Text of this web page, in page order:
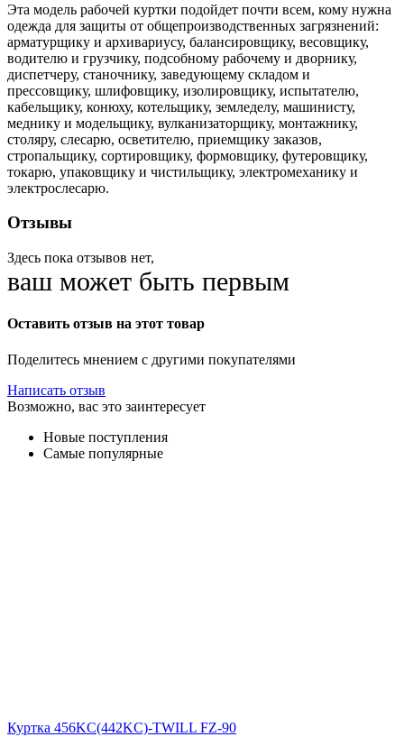
Эта модель рабочей куртки подойдет почти всем, кому нужна
одежда для защиты от общепроизводственных загрязнений:
арматурщику и архивариусу, балансировщику, весовщику,
водителю и грузчику, подсобному рабочему и дворнику,
диспетчеру, станочнику, заведующему складом и
прессовщику, шлифовщику, изолировщику, испытателю,
кабельщику, конюху, котельщику, земледелу, машинисту,
меднику и модельщику, вулканизаторщику, монтажнику,
столяру, слесарю, осветителю, приемщику заказов,
стропальщику, сортировщику, формовщику, футеровщику,
токарю, упаковщику и чистильщику, электромеханику и
электрослесарю.
Отзывы
Здесь пока отзывов нет,
ваш может быть первым
Оставить отзыв на этот товар
Поделитесь мнением с другими покупателями
Написать отзыв
Возможно, вас это заинтересует
Новые поступления
Самые популярные
Куртка 456KC(442KC)-TWILL FZ-90